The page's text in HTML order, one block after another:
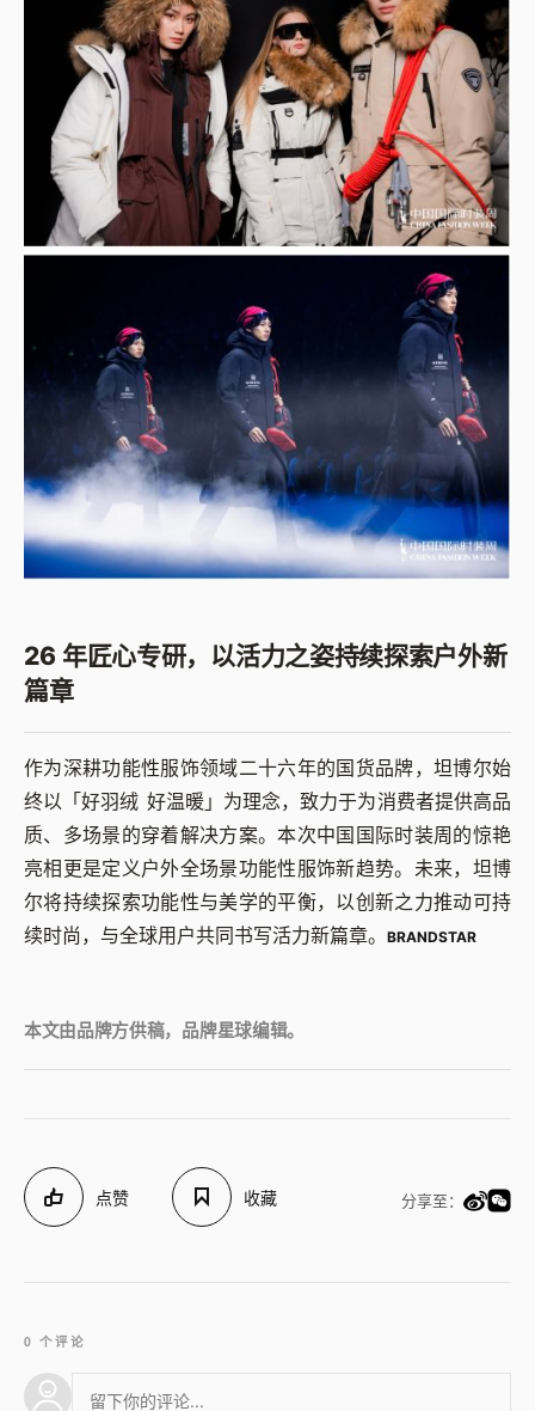
26 年匠心专研，以活力之姿持续探索户外新
篇章
作为深耕功能性服饰领域二十六年的国货品牌，坦博尔始
终以「好羽绒 好温暖」为理念，致力于为消费者提供高品
质、多场景的穿着解决方案。本次中国国际时装周的惊艳
亮相更是定义户外全场景功能性服饰新趋势。未来，坦博
尔将持续探索功能性与美学的平衡，以创新之力推动可持
续时尚，与全球用户共同书写活力新篇章。
BRANDSTAR
本文由品牌方供稿，品牌星球编辑。
点赞 收藏 分享至：
0 个评论